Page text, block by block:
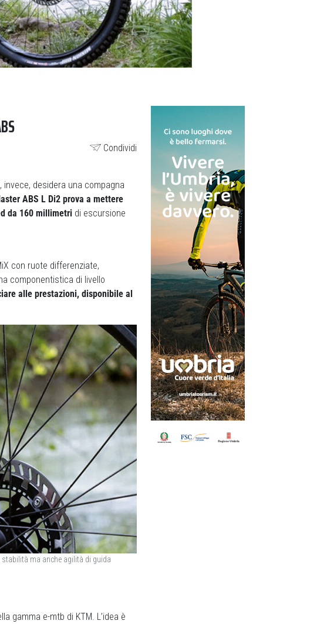
Condividi
desidera una compagna
ABS L Di2 prova a mettere
da 160 millimetri di escursione
con ruote differenziate,
componentistica di livello
alle prestazioni, disponibile al
ma anche agilità di guida
gamma e-mtb di KTM. L’idea è